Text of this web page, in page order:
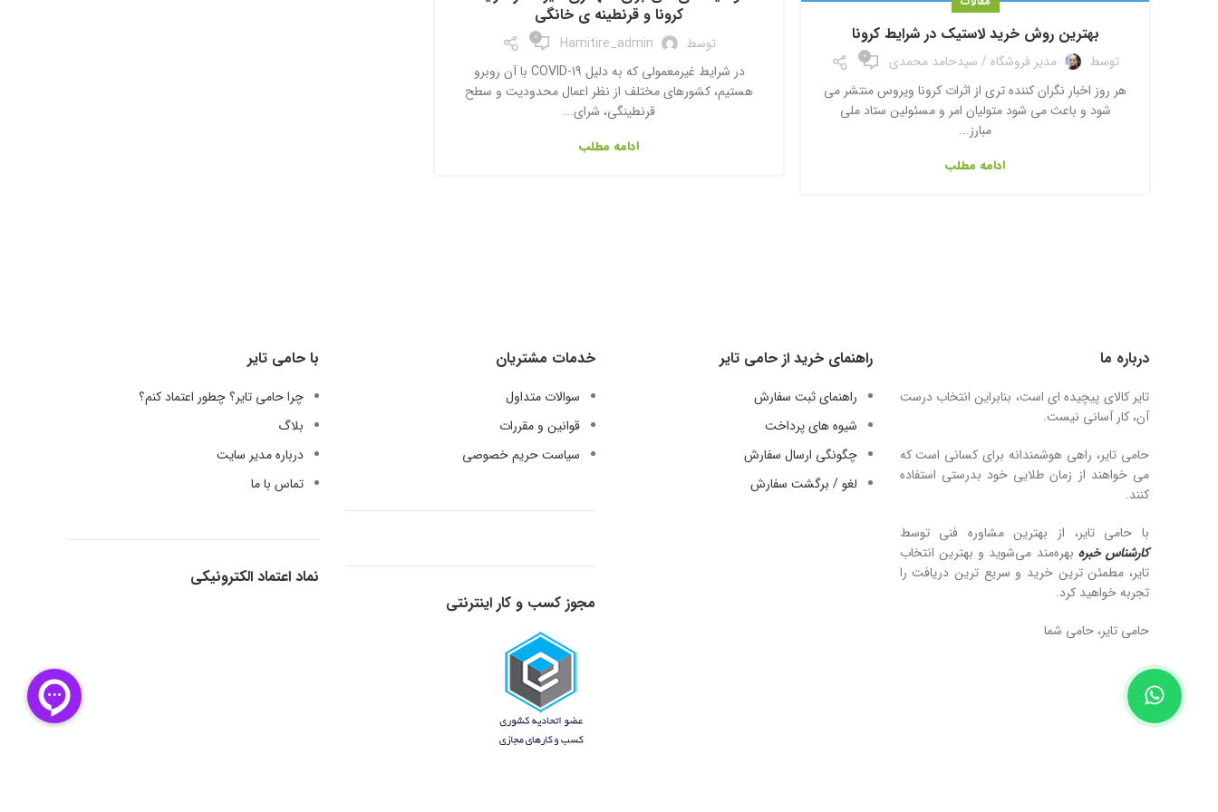
بهترین روش خرید لاستیک در شرایط کرونا
توسط مدیر فروشگاه / سیدحامد محمدی 0
هر روز اخبار نگران کننده تری از اثرات کرونا ویروس منتشر می
شود و باعث می شود متولیان امر و مسئولین ستاد ملی
مبارز...
ادامه مطلب
کرونا و قرنطینه ی خانگی
توسط Hamitire_admin
0
در شرایط غیرمعمولی که به دلیل COVID-19 با آن روبرو
هستیم، کشورهای مختلف از نظر اعمال محدودیت و سطح
قرنطینگی، شرای...
ادامه مطلب
درباره ما
تایر کالای پیچیده ای است، بنابراین انتخاب درست
آن، کار آسانی نیست.
حامی تایر، راهی هوشمندانه برای کسانی است که
می خواهند از زمان طلایی خود بدرستی استفاده
کنند.
با حامی تایر، از بهترین مشاوره فنی توسط
کارشناس خبره بهره‌مند می‌شوید و بهترین انتخاب
تایر، مطمئن ترین خرید و سریع ترین دریافت را
تجربه خواهید کرد.
حامی تایر، حامی شما
راهنمای خرید از حامی تایر
راهنمای ثبت سفارش
شیوه های پرداخت
چگونگی ارسال سفارش
لغو / برگشت سفارش
خدمات مشتریان
سوالات متداول
قوانین و مقررات
سیاست حریم خصوصی
مجوز کسب و کار اینترنتی
با حامی تایر
چرا حامی تایر؟ چطور اعتماد کنم؟
بلاگ
درباره مدیر سایت
تماس با ما
نماد اعتماد الکترونیکی